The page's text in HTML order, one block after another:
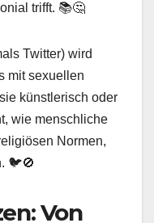
trifft. 📚🤔
Twitter) wird
mit sexuellen
künstlerisch oder
wie menschliche
Normen,
🐦🚫
Von